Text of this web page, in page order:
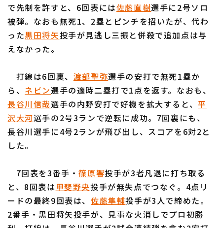
オリックス・バファローズ
福岡ソフトバンクホークス
利用規約 プライバシーポリシー
運営会社（別ウィンドウで開く） よくある質問
特定商取引法の表示 アルバイト募集（別ウィンドウで開く
で先制を許すと、6回表には佐藤直樹選手に2号ソロ
被弾。なおも無死1、2塁とピンチを招いたが、代わ
った黒田将矢投手が見逃し三振と併殺で追加点は与
えなかった。
打線は6回裏、 渡部聖弥選手の安打で無死1塁か
ら、 ネビン選手の適時二塁打で1点を返す。なおも、
長谷川信哉選手の内野安打で好機を拡大すると、平
沢大河選手の2号3ランで逆転に成功。7回裏にも、
長谷川選手に4号2ランが飛び出し、スコアを6対2と
した。
7回表を3番手・篠原響投手が3者凡退に打ち取る
と、8回表は 甲斐野央投手が無失点でつなぐ。4点リ
ードの最終9回表は、 佐藤隼輔投手が3人で締めた。
2番手・黒田将矢投手が、見事な火消しでプロ初勝